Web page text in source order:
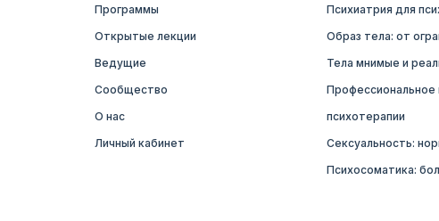
Программы
Открытые лекции
Ведущие
Сообщество
О нас
Личный кабинет
Психиатрия для
Образ тела: от
Тела мнимые и
Профессиональное
психотерапии
Сексуальность:
Психосоматика: